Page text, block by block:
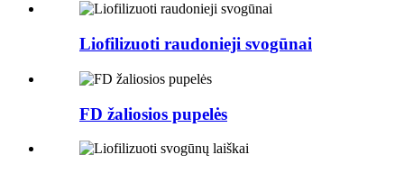
Liofilizuoti raudonieji svogūnai
FD žaliosios pupelės